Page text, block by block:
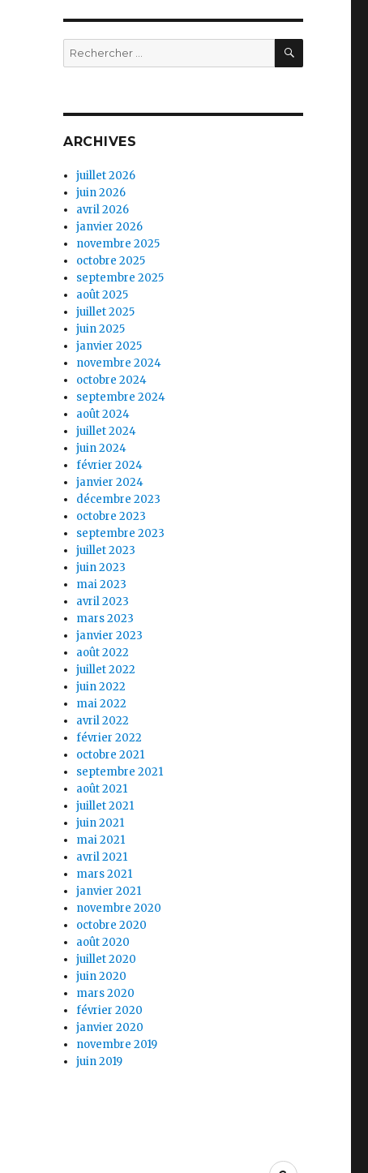
Rechercher:
ARCHIVES
juillet 2026
juin 2026
avril 2026
janvier 2026
novembre 2025
octobre 2025
septembre 2025
août 2025
juillet 2025
juin 2025
janvier 2025
novembre 2024
octobre 2024
septembre 2024
août 2024
juillet 2024
juin 2024
février 2024
janvier 2024
décembre 2023
octobre 2023
septembre 2023
juillet 2023
juin 2023
mai 2023
avril 2023
mars 2023
janvier 2023
août 2022
juillet 2022
juin 2022
mai 2022
avril 2022
février 2022
octobre 2021
septembre 2021
août 2021
juillet 2021
juin 2021
mai 2021
avril 2021
mars 2021
janvier 2021
novembre 2020
octobre 2020
août 2020
juillet 2020
juin 2020
mars 2020
février 2020
janvier 2020
novembre 2019
juin 2019